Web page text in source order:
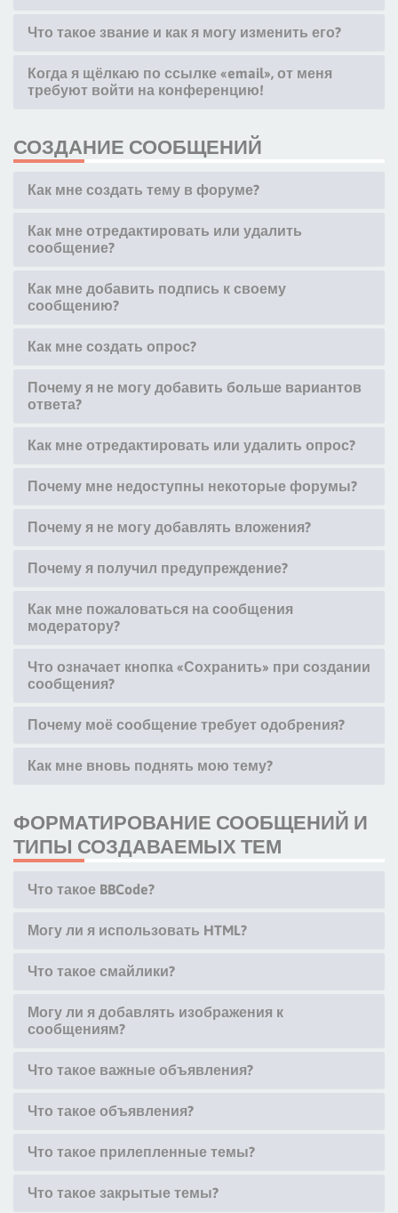
Что такое звание и как я могу изменить его?
Когда я щёлкаю по ссылке «email», от меня
требуют войти на конференцию!
СОЗДАНИЕ СООБЩЕНИЙ
Как мне создать тему в форуме?
Как мне отредактировать или удалить
сообщение?
Как мне добавить подпись к своему
сообщению?
Как мне создать опрос?
Почему я не могу добавить больше вариантов
ответа?
Как мне отредактировать или удалить опрос?
Почему мне недоступны некоторые форумы?
Почему я не могу добавлять вложения?
Почему я получил предупреждение?
Как мне пожаловаться на сообщения
модератору?
Что означает кнопка «Сохранить» при создании
сообщения?
Почему моё сообщение требует одобрения?
Как мне вновь поднять мою тему?
ФОРМАТИРОВАНИЕ СООБЩЕНИЙ И
ТИПЫ СОЗДАВАЕМЫХ ТЕМ
Что такое BBCode?
Могу ли я использовать HTML?
Что такое смайлики?
Могу ли я добавлять изображения к
сообщениям?
Что такое важные объявления?
Что такое объявления?
Что такое прилепленные темы?
Что такое закрытые темы?